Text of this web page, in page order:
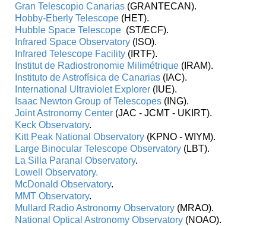
Gran Telescopio Canarias (GRANTECAN).
Hobby-Eberly Telescope (HET).
Hubble Space Telescope (ST/ECF).
Infrared Space Observatory (ISO).
Infrared Telescope Facility (IRTF).
Institut de Radiostronomie Milimétrique (IRAM).
Instituto de Astrofísica de Canarias (IAC).
International Ultraviolet Explorer (IUE).
Isaac Newton Group of Telescopes (ING).
Joint Astronomy Center (JAC - JCMT - UKIRT).
Keck Observatory.
Kitt Peak National Observatory (KPNO - WIYM).
Large Binocular Telescope Observatory (LBT).
La Silla Paranal Observatory.
Lowell Observatory.
McDonald Observatory.
MMT Observatory.
Mullard Radio Astronomy Observatory (MRAO).
National Optical Astronomy Observatory (NOAO).